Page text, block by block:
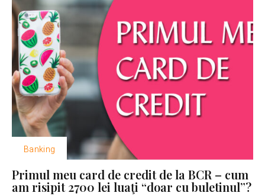
Banking
Primul meu card de credit de la BCR – cum
am risipit 2700 lei luaţi “doar cu buletinul”?